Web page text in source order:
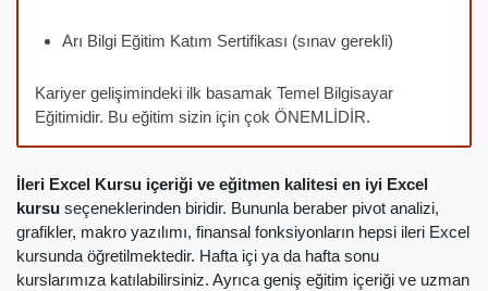
Arı Bilgi Eğitim Katım Sertifikası (sınav gerekli)
Kariyer gelişimindeki ilk basamak Temel Bilgisayar
Eğitimidir. Bu eğitim sizin için çok ÖNEMLİDİR.
İleri Excel Kursu içeriği ve eğitmen kalitesi en iyi Excel
kursu seçeneklerinden biridir. Bununla beraber pivot analizi,
grafikler, makro yazılımı, finansal fonksiyonların hepsi ileri Excel
kursunda öğretilmektedir. Hafta içi ya da hafta sonu
kurslarımıza katılabilirsiniz. Ayrıca geniş eğitim içeriği ve uzman